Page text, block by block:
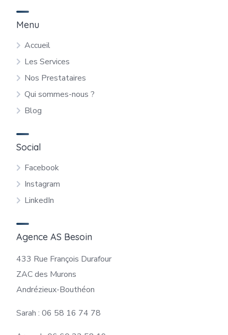
Menu
Accueil
Les Services
Nos Prestataires
Qui sommes-nous ?
Blog
Social
Facebook
Instagram
LinkedIn
Agence AS Besoin
433 Rue François Durafour
ZAC des Murons
Andrézieux-Bouthéon
Sarah : 06 58 16 74 78